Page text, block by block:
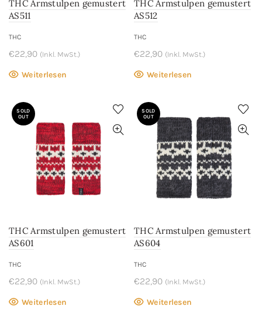
Produktseite
THC Armstulpen gemustert
AS511
THC
€22,90 (Inkl. MwSt.)
Weiterlesen
THC Armstulpen gemustert
AS512
THC
€22,90 (Inkl. MwSt.)
Weiterlesen
SOLD
OUT
THC Armstulpen gemustert
AS601
THC
€22,90 (Inkl. MwSt.)
Weiterlesen
SOLD
OUT
THC Armstulpen gemustert
AS604
THC
€22,90 (Inkl. MwSt.)
Weiterlesen